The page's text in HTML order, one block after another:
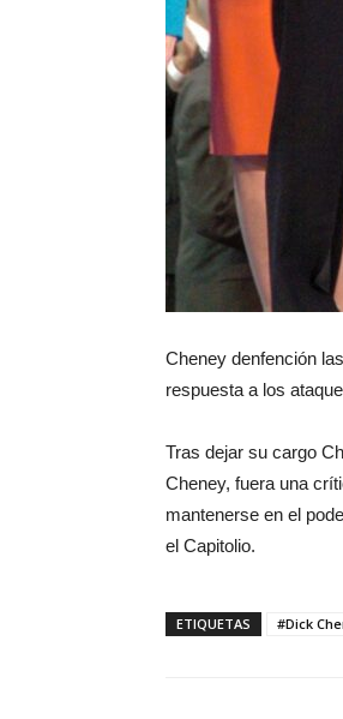
Cheney denfención
respuesta a los
Tras dejar su cargo
Cheney, fuera una
mantenerse en el
el Capitolio.
ETIQUETAS #Dick